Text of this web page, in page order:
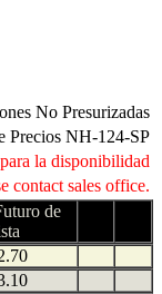
No Presurizadas
Precios NH-124-SP
la disponibilidad
contact sales office.
de